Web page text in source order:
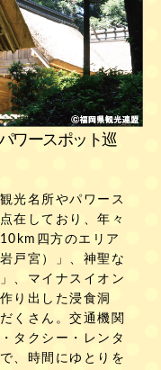
ワースポット巡
光名所やパワース
在しており、年々
四方のエリア
戸宮）」、神聖な
、マイナスイオン
り出した浸食洞
くさん。交通機関
タクシー・レンタ
、時間にゆとりを